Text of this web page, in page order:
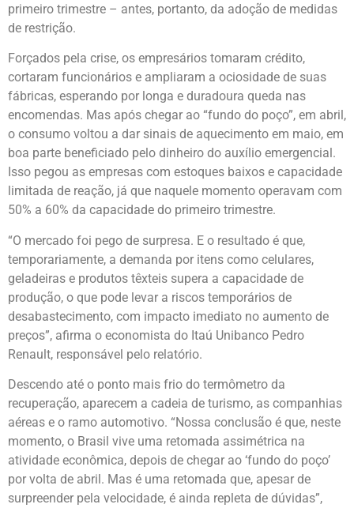
primeiro trimestre – antes, portanto, da adoção de medidas
de restrição.
Forçados pela crise, os empresários tomaram crédito,
cortaram funcionários e ampliaram a ociosidade de suas
fábricas, esperando por longa e duradoura queda nas
encomendas. Mas após chegar ao “fundo do poço”, em abril,
o consumo voltou a dar sinais de aquecimento em maio, em
boa parte beneficiado pelo dinheiro do auxílio emergencial.
Isso pegou as empresas com estoques baixos e capacidade
limitada de reação, já que naquele momento operavam com
50% a 60% da capacidade do primeiro trimestre.
“O mercado foi pego de surpresa. E o resultado é que,
temporariamente, a demanda por itens como celulares,
geladeiras e produtos têxteis supera a capacidade de
produção, o que pode levar a riscos temporários de
desabastecimento, com impacto imediato no aumento de
preços”, afirma o economista do Itaú Unibanco Pedro
Renault, responsável pelo relatório.
Descendo até o ponto mais frio do termômetro da
recuperação, aparecem a cadeia de turismo, as companhias
aéreas e o ramo automotivo. “Nossa conclusão é que, neste
momento, o Brasil vive uma retomada assimétrica na
atividade econômica, depois de chegar ao ‘fundo do poço’
por volta de abril. Mas é uma retomada que, apesar de
surpreender pela velocidade, é ainda repleta de dúvidas”,